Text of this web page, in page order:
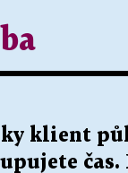
klient
čas.